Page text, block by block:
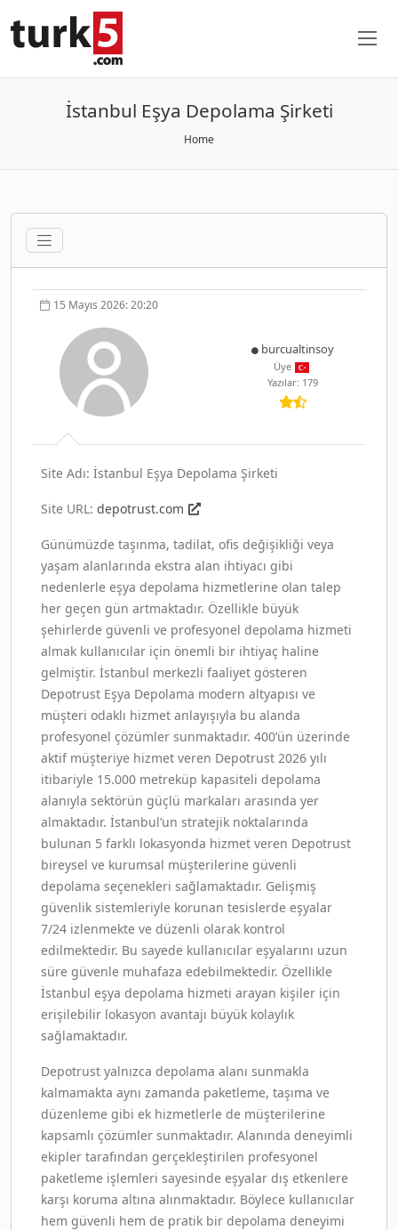
İstanbul Eşya Depolama Şirketi
Home
15 Mayıs 2026: 20:20
burcualtinsoy
Üye
Yazılar: 179
Site Adı: İstanbul Eşya Depolama Şirketi
Site URL: depotrust.com
Günümüzde taşınma, tadilat, ofis değişikliği veya
yaşam alanlarında ekstra alan ihtiyacı gibi
nedenlerle eşya depolama hizmetlerine olan talep
her geçen gün artmaktadır. Özellikle büyük
şehirlerde güvenli ve profesyonel depolama hizmeti
almak kullanıcılar için önemli bir ihtiyaç haline
gelmiştir. İstanbul merkezli faaliyet gösteren
Depotrust Eşya Depolama modern altyapısı ve
müşteri odaklı hizmet anlayışıyla bu alanda
profesyonel çözümler sunmaktadır. 400’ün üzerinde
aktif müşteriye hizmet veren Depotrust 2026 yılı
itibariyle 15.000 metreküp kapasiteli depolama
alanıyla sektörün güçlü markaları arasında yer
almaktadır. İstanbul’un stratejik noktalarında
bulunan 5 farklı lokasyonda hizmet veren Depotrust
bireysel ve kurumsal müşterilerine güvenli
depolama seçenekleri sağlamaktadır. Gelişmiş
güvenlik sistemleriyle korunan tesislerde eşyalar
7/24 izlenmekte ve düzenli olarak kontrol
edilmektedir. Bu sayede kullanıcılar eşyalarını uzun
süre güvenle muhafaza edebilmektedir. Özellikle
İstanbul eşya depolama hizmeti arayan kişiler için
erişilebilir lokasyon avantajı büyük kolaylık
sağlamaktadır.
Depotrust yalnızca depolama alanı sunmakla
kalmamakta aynı zamanda paketleme, taşıma ve
düzenleme gibi ek hizmetlerle de müşterilerine
kapsamlı çözümler sunmaktadır. Alanında deneyimli
ekipler tarafından gerçekleştirilen profesyonel
paketleme işlemleri sayesinde eşyalar dış etkenlere
karşı koruma altına alınmaktadır. Böylece kullanıcılar
hem güvenli hem de pratik bir depolama deneyimi